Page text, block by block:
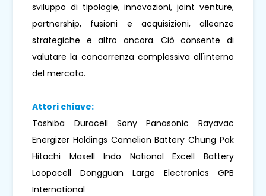
sviluppo di tipologie, innovazioni, joint venture,
partnership, fusioni e acquisizioni, alleanze
strategiche e altro ancora. Ciò consente di
valutare la concorrenza complessiva all'interno
del mercato.
Attori chiave:
Toshiba Duracell Sony Panasonic Rayavac
Energizer Holdings Camelion Battery Chung Pak
Hitachi Maxell Indo National Excell Battery
Loopacell Dongguan Large Electronics GPB
International